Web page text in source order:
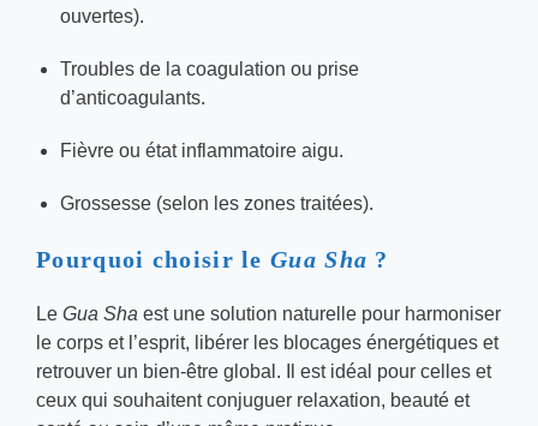
ouvertes).
Troubles de la coagulation ou prise
d’anticoagulants.
Fièvre ou état inflammatoire aigu.
Grossesse (selon les zones traitées).
Pourquoi choisir le Gua Sha ?
Le Gua Sha est une solution naturelle pour harmoniser
le corps et l’esprit, libérer les blocages énergétiques et
retrouver un bien-être global. Il est idéal pour celles et
ceux qui souhaitent conjuguer relaxation, beauté et